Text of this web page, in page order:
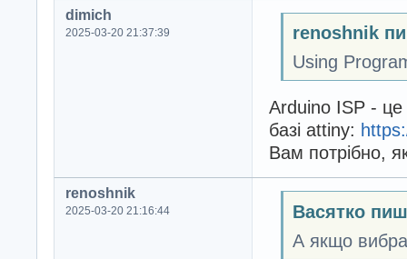
dimich
2025-03-20 21:37:39
renoshnik
Using
Arduino ISP - це
базі attiny:
Вам потрібно,
renoshnik
2025-03-20 21:16:44
Васятко
А якщо